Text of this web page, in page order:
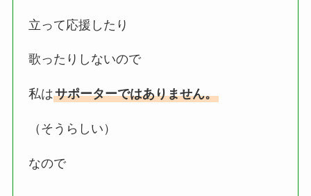
立って応援したり
歌ったりしないので
私はサポーターではありません。
（そうらしい）
なので